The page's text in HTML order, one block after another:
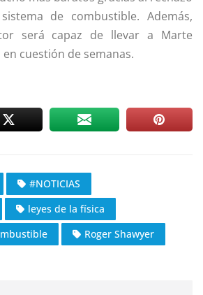
de combustible. Además,
será capaz de llevar a Marte
cuestión de semanas.
#NOTICIAS
leyes de la física
Roger Shawyer